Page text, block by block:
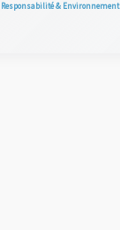
Responsabilité & Environnement